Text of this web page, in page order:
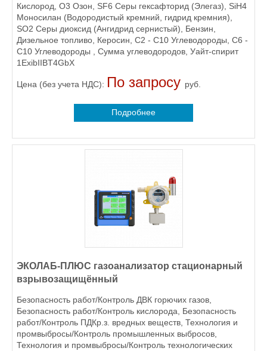
Кислород, O3 Озон, SF6 Серы гексафторид (Элегаз), SiH4
Моносилан (Водородистый кремний, гидрид кремния),
SO2 Серы диоксид (Ангидрид сернистый), Бензин,
Дизельное топливо, Керосин, С2 - С10 Углеводороды, С6 -
С10 Углеводороды , Сумма углеводородов, Уайт-спирит
1ExibIIBT4GbХ
Цена (без учета НДС): По запросу руб.
Подробнее
ЭКОЛАБ-ПЛЮС газоанализатор стационарный
взрывозащищённый
Безопасность работ/Контроль ДВК горючих газов,
Безопасность работ/Контроль кислорода, Безопасность
работ/Контроль ПДКр.з. вредных веществ, Технология и
промвыбросы/Контроль промышленных выбросов,
Технология и промвыбросы/Контроль технологических